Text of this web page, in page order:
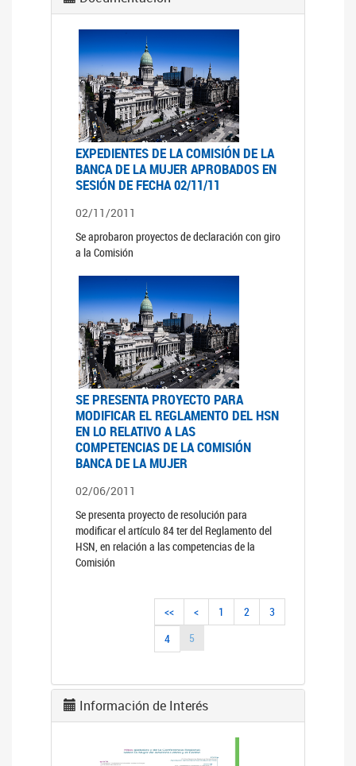
EXPEDIENTES DE LA COMISIÓN DE LA
BANCA DE LA MUJER APROBADOS EN
SESIÓN DE FECHA 02/11/11
02/11/2011
Se aprobaron proyectos de declaración con giro
a la Comisión
SE PRESENTA PROYECTO PARA
MODIFICAR EL REGLAMENTO DEL HSN
EN LO RELATIVO A LAS
COMPETENCIAS DE LA COMISIÓN
BANCA DE LA MUJER
02/06/2011
Se presenta proyecto de resolución para
modificar el artículo 84 ter del Reglamento del
HSN, en relación a las competencias de la
Comisión
<< < 1 2
3
4
5
Información de Interés